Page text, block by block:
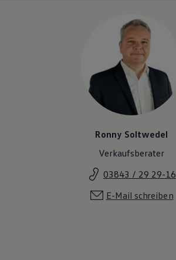
Elektromobilität
Volkswagen R
Pannen- und Unfallhilfe
Volkswagen Kundenbetreuung
Ronny Soltwedel
Verkaufsberater
03843 / 29 29-16
E-Mail schreiben